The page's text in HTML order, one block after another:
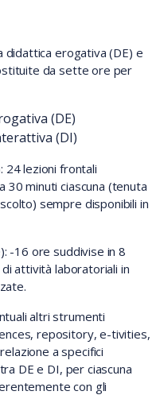
erogativa (DE) e
da sette ore per
(DE)
(DI)
24 lezioni frontali
30 minuti ciascuna (tenuta
sempre disponibili in
-16 ore suddivise in 8
attività laboratoriali in
altri strumenti
repository, e-tivities,
a specifici
DE e DI, per ciascuna
con gli